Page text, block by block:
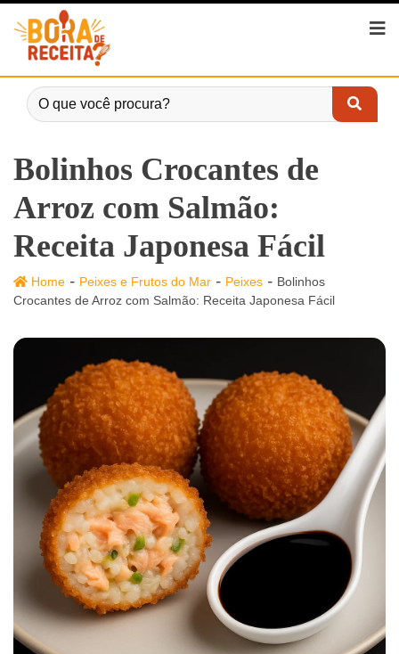
Bolinhos Crocantes de
Arroz com Salmão:
Receita Japonesa Fácil
Home - Peixes e Frutos do Mar - Peixes - Bolinhos
Crocantes de Arroz com Salmão: Receita Japonesa Fácil